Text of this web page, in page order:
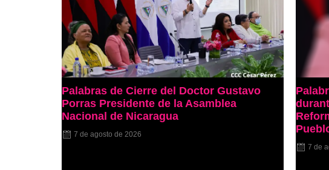
Palabras de Cierre del Doctor Gustavo
Porras Presidente de la Asamblea
Nacional de Nicaragua
7 de agosto de 2026
7 de